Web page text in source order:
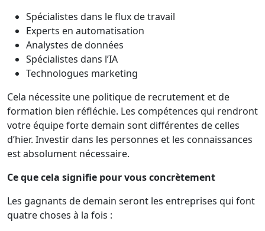
Spécialistes dans le flux de travail
Experts en automatisation
Analystes de données
Spécialistes dans l’IA
Technologues marketing
Cela nécessite une politique de recrutement et de
formation bien réfléchie. Les compétences qui rendront
votre équipe forte demain sont différentes de celles
d’hier. Investir dans les personnes et les connaissances
est absolument nécessaire.
Ce que cela signifie pour vous concrètement
Les gagnants de demain seront les entreprises qui font
quatre choses à la fois :